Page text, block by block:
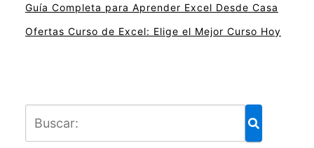
Guía Completa para Aprender Excel Desde Casa
Ofertas Curso de Excel: Elige el Mejor Curso Hoy